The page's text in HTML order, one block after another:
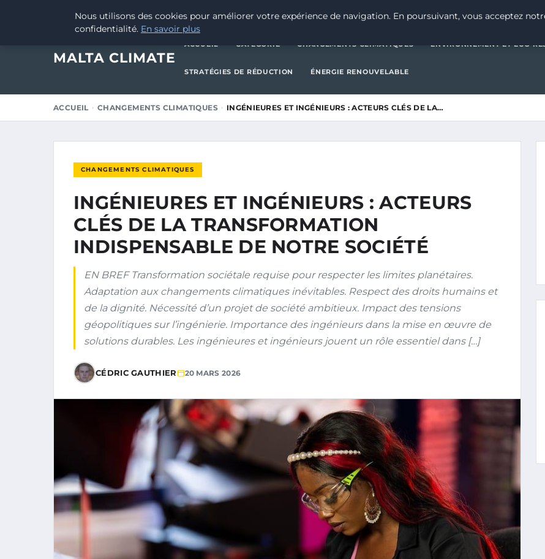
20 MARS 2026 CATÉGORIE CHANGEMENTS CLIMATIQUES
MALTA CLIMATE
ACCUEIL CATÉGORIE CHANGEMENTS CLIMATIQUES ENVIRONNEMENT ET ÉCO-
STRATÉGIES DE RÉDUCTION ÉNERGIE RENOUVELABLE
ACCUEIL CHANGEMENTS CLIMATIQUES INGÉNIEURES ET INGÉNIEURS : ACTEURS CLÉS DE LA…
CHANGEMENTS CLIMATIQUES
INGÉNIEURES ET INGÉNIEURS : ACTEURS
CLÉS DE LA TRANSFORMATION
INDISPENSABLE DE NOTRE SOCIÉTÉ
EN BREF Transformation sociétale requise pour respecter les limites planétaires.
Adaptation aux changements climatiques inévitables. Respect des droits humains et
de la dignité. Nécessité d’un projet de société ambitieux. Impact des tensions
géopolitiques sur l’ingénierie. Importance des ingénieurs dans la mise en œuvre de
solutions durables. Les ingénieures et ingénieurs jouent un rôle essentiel dans […]
CÉDRIC GAUTHIER 20 MARS 2026
Nous utilisons des cookies pour améliorer votre expérience de navigation. En poursuivant, vous acceptez
confidentialité. En savoir plus